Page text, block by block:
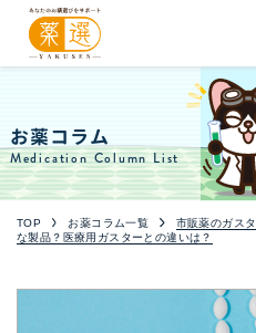
お薬コラム
Medication Column List
TOP お薬コラム一覧
市販薬のガス
な製品？医療用ガスターとの違いは？